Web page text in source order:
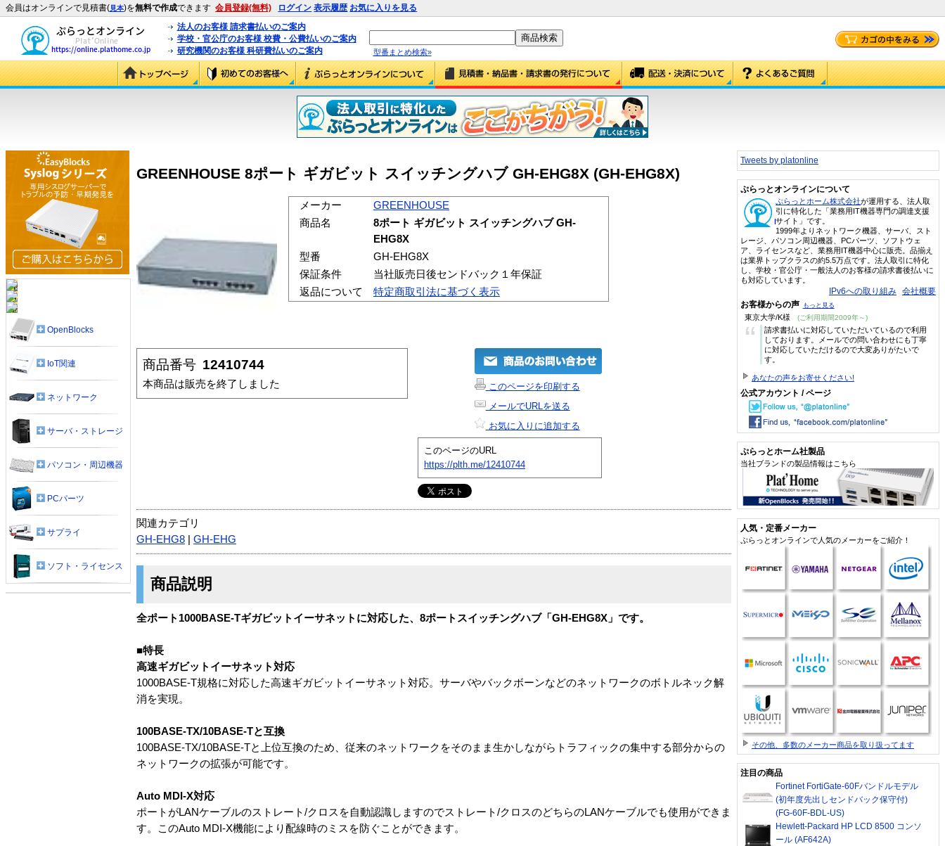
会員はオンラインで見積書(見本)を無料で作成できます 会員登録(無料) ログイン 表示履歴 お気に入りを見る
法人のお客様 請求書払いのご案内
学校・官公庁のお客様 校費・公費払いのご案内
研究機関のお客様 科研費払いのご案内
型番まとめ検索»
GREENHOUSE 8ポート ギガビット スイッチングハブ GH-EHG8X (GH-EHG8X)
メーカー
GREENHOUSE
商品名
8ポート ギガビット スイッチングハブ GH-
EHG8X
型番
GH-EHG8X
保証条件
当社販売日後センドバック１年保証
返品について
特定商取引法に基づく表示
商品番号 12410744
本商品は販売を終了しました
このページを印刷する
メールでURLを送る
お気に入りに追加する
このページのURL
https://plth.me/12410744
関連カテゴリ
GH-EHG8
GH-EHG
商品説明
全ポート1000BASE-Tギガビットイーサネットに対応した、8ポートスイッチングハブ「GH-EHG8X」です。
■特長
高速ギガビットイーサネット対応
1000BASE-T規格に対応した高速ギガビットイーサネット対応。サーバやバックボーンなどのネットワークのボトルネック解
消を実現。
100BASE-TX/10BASE-Tと互換
100BASE-TX/10BASE-Tと上位互換のため、従来のネットワークをそのまま生かしながらトラフィックの集中する部分からの
ネットワークの拡張が可能です。
Auto MDI-X対応
ポートがLANケーブルのストレート/クロスを自動認識しますのでストレート/クロスのどちらのLANケーブルでも使用ができま
す。このAuto MDI-X機能により配線時のミスを防ぐことができます。
OpenBlocks
IoT関連
ネットワーク
サーバ・ストレージ
パソコン・周辺機器
PCパーツ
サプライ
ソフト・ライセンス
Tweets by platonline
ぷらっとオンラインについて
ぷらっとホーム株式会社が運用する、法人取
引に特化した「業務用IT機器専門の調達支援
サイト」です。
1999年よりネットワーク機器、サーバ、スト
レージ、パソコン周辺機器、PCパーツ、ソフトウェ
ア、ライセンスなど、業務用IT機器中心に販売。品揃え
は業界トップクラスの約5.5万点です。法人取引に特化
し、学校・官公庁・一般法人のお客様の請求書後払いに
も対応しています。
IPv6への取り組み 会社概要
お客様からの声 もっと見る
東京大学/K様 (ご利用期間2009年～)
“
請求書払いに対応していただいているので利用
しております。メールでの問い合わせにも丁寧
に対応していただけるので大変ありがたいで
す。
あなたの声をお寄せください!
公式アカウント / ページ
ぷらっとホーム社製品
当社ブランドの製品情報はこちら
人気・定番メーカー
ぷらっとオンラインで人気のメーカーをご紹介！
その他、多数のメーカー商品を取り扱ってます
注目の商品
Fortinet FortiGate-60Fバンドルモデル
(初年度先出しセンドバック保守付)
(FG-60F-BDL-US)
Hewlett-Packard HP LCD 8500 コンソ
ール (AF642A)